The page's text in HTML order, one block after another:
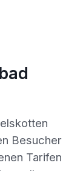
Besucher
Tarifen